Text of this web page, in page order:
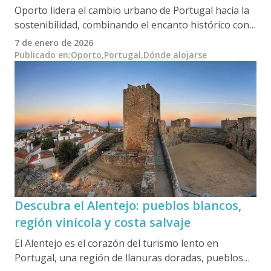
Oporto lidera el cambio urbano de Portugal hacia la
sostenibilidad, combinando el encanto histórico con
la innovación ecológica. Desde hoteles boutique con
certificaciones ecológicas hasta casas adosadas
los viajeros conscientes formas elegantes y
responsables de alojarse. Ya sea explorando barrios
sin coches o disfrutando de un jardín en la azotea
con vistas al Duero, Oporto demuestra que la
sostenibilidad y la cultura van de la mano.
7 de enero de 2026
Publicado en:Oporto,Portugal,Dónde alojarse
Descubra el Alentejo: pueblos blancos,
región vinícola y costa salvaje
El Alentejo es el corazón del turismo lento en
Portugal, una región de llanuras doradas, pueblos